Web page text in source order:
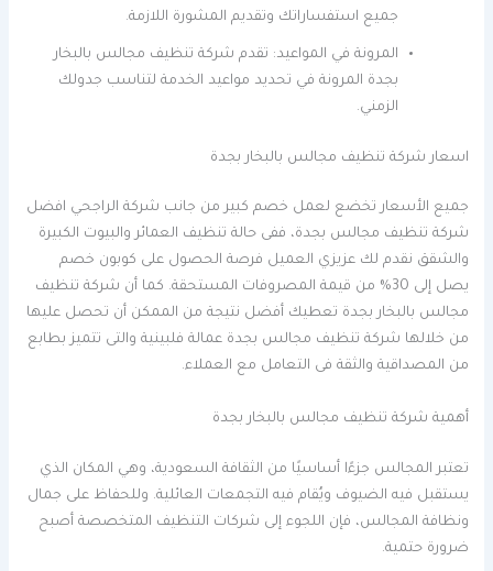
جميع استفساراتك وتقديم المشورة اللازمة.
المرونة في المواعيد: تقدم شركة تنظيف مجالس بالبخار
بجدة المرونة في تحديد مواعيد الخدمة لتناسب جدولك
الزمني.
اسعار شركة تنظيف مجالس بالبخار بجدة
جميع الأسعار تخضع لعمل خصم كبير من جانب شركة الراجحي افضل
شركة تنظيف مجالس بجدة، ففى حالة تنظيف العمائر والبيوت الكبيرة
والشقق نقدم لك عزيزي العميل فرصة الحصول على كوبون خصم
يصل إلى 30% من قيمة المصروفات المستحقة. كما أن شركة تنظيف
مجالس بالبخار بجدة تعطيك أفضل نتيجة من الممكن أن تحصل عليها
من خلالها شركة تنظيف مجالس بجدة عمالة فلبينية والتى تتميز بطابع
من المصداقية والثقة فى التعامل مع العملاء.
أهمية شركة تنظيف مجالس بالبخار بجدة
تعتبر المجالس جزءًا أساسيًا من الثقافة السعودية، وهي المكان الذي
يستقبل فيه الضيوف ويُقام فيه التجمعات العائلية. وللحفاظ على جمال
ونظافة المجالس، فإن اللجوء إلى شركات التنظيف المتخصصة أصبح
ضرورة حتمية.